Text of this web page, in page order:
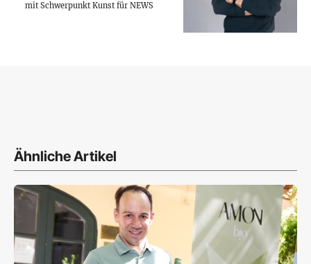
mit Schwerpunkt Kunst für NEWS
Ähnliche Artikel